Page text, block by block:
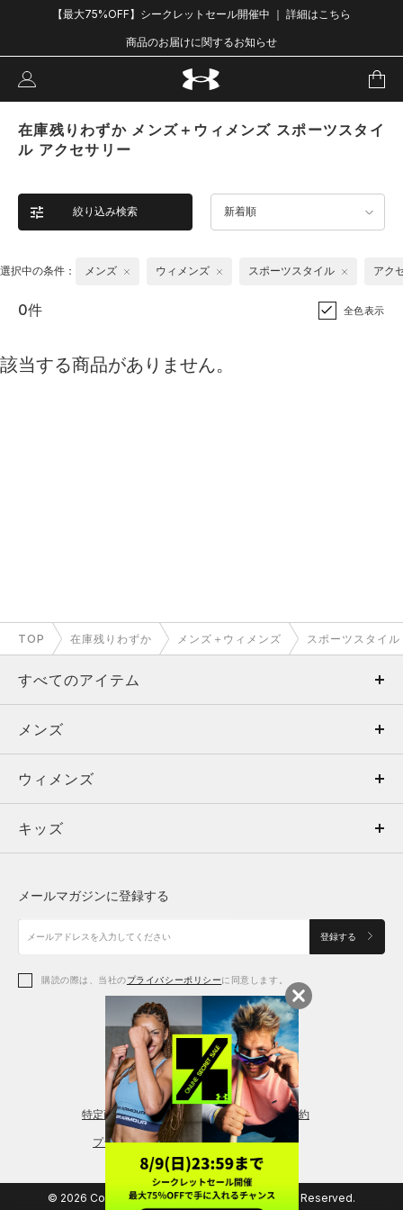
【最大75%OFF】シークレットセール開催中 ｜ 詳細はこちら
商品のお届けに関するお知らせ
在庫残りわずか メンズ＋ウィメンズ スポーツスタイ
ル アクセサリー
絞り込み検索 新着順
選択中の条件： メンズ ウィメンズ スポーツスタイル アク
0件 全色表示
該当する商品がありません。
TOP 在庫残りわずか メンズ＋ウィメンズ スポーツスタイル
すべてのアイテム
メンズ
ウィメンズ
キッズ
アクセサリー
メンズ
トップス
ボトムス
アクセサリー
ウィメンズ
トップス
シューズ
アクセサリー
レギンス＆タイツ
キッズ
シューズ
メールマガジンに登録する
登録する
購読の際は、当社のプライバシーポリシーに同意します。
特定商取引法に基づく通販の表記 会員規約
プライバシーポリシー
© 2026 Copyright DOME Corporation. All Rights Reserved.